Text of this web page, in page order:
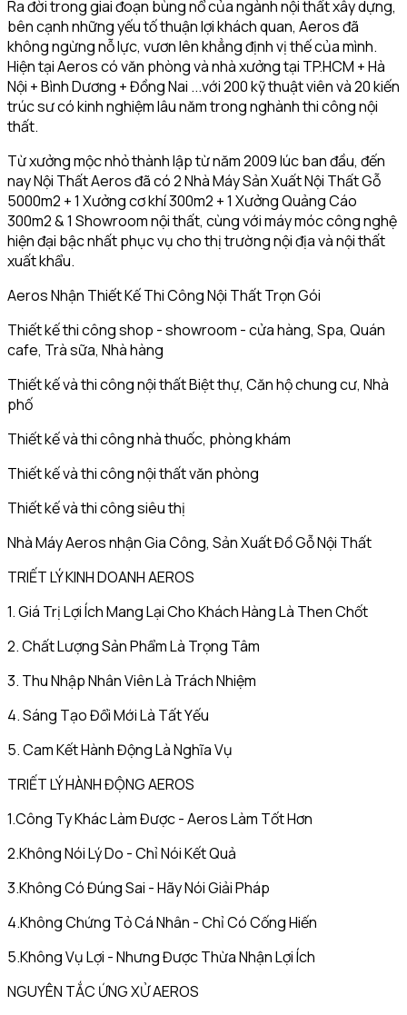
Ra đời trong giai đoạn bùng nổ của ngành nội thất xây dựng,
bên cạnh những yếu tố thuận lợi khách quan, Aeros đã
không ngừng nỗ lực, vươn lên khẳng định vị thế của mình.
Hiện tại Aeros có văn phòng và nhà xưởng tại TP.HCM + Hà
Nội + Bình Dương + Đồng Nai ...với 200 kỹ thuật viên và 20 kiến
trúc sư có kinh nghiệm lâu năm trong nghành thi công nội
thất.
Từ xưởng mộc nhỏ thành lập từ năm 2009 lúc ban đầu, đến
nay Nội Thất Aeros đã có 2 Nhà Máy Sản Xuất Nội Thất Gỗ
5000m2 + 1 Xưởng cơ khí 300m2 + 1 Xưởng Quảng Cáo
300m2 & 1 Showroom nội thất, cùng với máy móc công nghệ
hiện đại bậc nhất phục vụ cho thị trường nội địa và nội thất
xuất khẩu.
Aeros Nhận Thiết Kế Thi Công Nội Thất Trọn Gói
Thiết kế thi công shop - showroom - cửa hàng, Spa, Quán
cafe, Trà sữa, Nhà hàng
Thiết kế và thi công nội thất Biệt thự, Căn hộ chung cư, Nhà
phố
Thiết kế và thi công nhà thuốc, phòng khám
Thiết kế và thi công nội thất văn phòng
Thiết kế và thi công siêu thị
Nhà Máy Aeros nhận Gia Công, Sản Xuất Đồ Gỗ Nội Thất
TRIẾT LÝ KINH DOANH AEROS
1. Giá Trị Lợi Ích Mang Lại Cho Khách Hàng Là Then Chốt
2. Chất Lượng Sản Phẩm Là Trọng Tâm
3. Thu Nhập Nhân Viên Là Trách Nhiệm
4. Sáng Tạo Đổi Mới Là Tất Yếu
5. Cam Kết Hành Động Là Nghĩa Vụ
TRIẾT LÝ HÀNH ĐỘNG AEROS
1.Công Ty Khác Làm Được - Aeros Làm Tốt Hơn
2.Không Nói Lý Do - Chỉ Nói Kết Quả
3.Không Có Đúng Sai - Hãy Nói Giải Pháp
4.Không Chứng Tỏ Cá Nhân - Chỉ Có Cống Hiến
5.Không Vụ Lợi - Nhưng Được Thừa Nhận Lợi Ích
NGUYÊN TẮC ỨNG XỬ AEROS